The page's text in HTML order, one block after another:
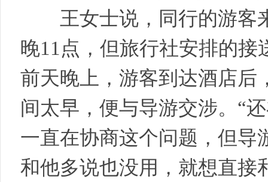
王女士说，同行的游客
晚11点，但旅行社安排的接
前天晚上，游客到达酒店后
间太早，便与导游交涉。“
一直在协商这个问题，但导
和他多说也没用，就想直接